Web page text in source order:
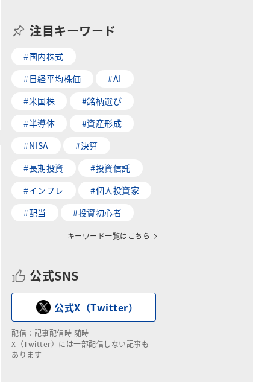
注目キーワード
#国内株式
#日経平均株価
#AI
#米国株
#銘柄選び
#半導体
#資産形成
#NISA
#決算
#長期投資
#投資信託
#インフレ
#個人投資家
#配当
#投資初心者
キーワード一覧はこちら
公式SNS
公式X（Twitter）
配信：記事配信時 随時
X（Twitter）には一部配信しない記事も
あります